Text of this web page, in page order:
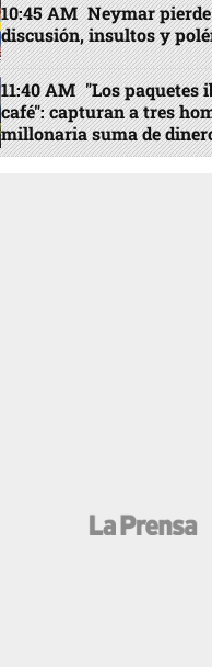
10:45 AM Neymar
discusión, insultos y
11:40 AM "Los paquetes
café": capturan a tres
millonaria suma de